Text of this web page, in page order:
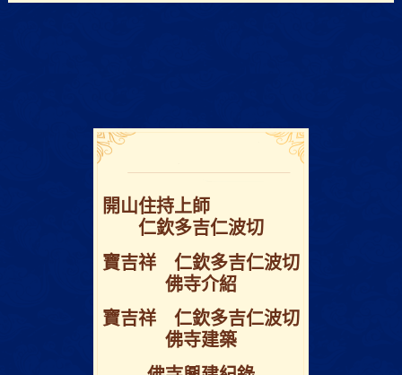
開⼭住持上師
仁欽多吉仁波切
寶吉祥 仁欽多吉仁波切
佛寺介紹
寶吉祥 仁欽多吉仁波切
佛寺建築